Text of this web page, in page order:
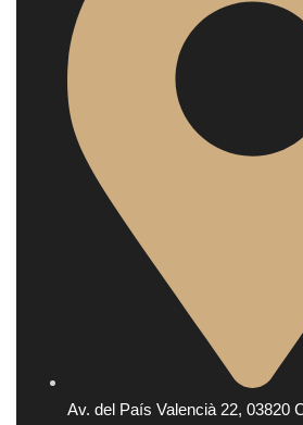
Av. del País Valencià 22, 03820